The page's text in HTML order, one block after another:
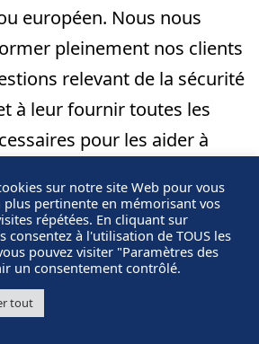
européen. Nous nous
pleinement nos clients
relevant de la sécurité
à leur fournir toutes les
pour les aider à
matière de reporting.
personnelle de
https://teoria.frn’est
l’utilisateur, échangée,
ou vendue sur un support
sur notre site Web pour vous
pertinente en mémorisant vos
répétées. En cliquant sur
consentez à l'utilisation de TOUS les
pouvez visiter "Paramètres des
un consentement contrôlé.
tout